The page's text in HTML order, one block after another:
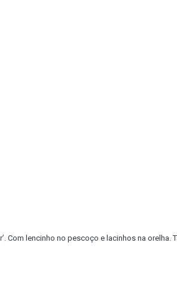
Com lencinho no pescoço e lacinhos na orelha.